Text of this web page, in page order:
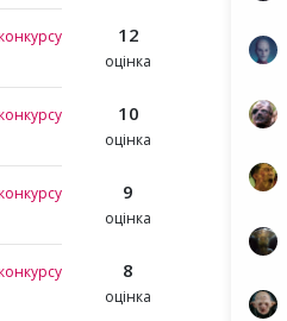
12
оцінка
10
оцінка
9
оцінка
8
оцінка